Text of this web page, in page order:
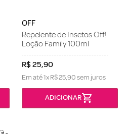
OFF
Repelente de Insetos Off!
Loção Family 100ml
R$25,90
Em até1xR$25,90sem juros